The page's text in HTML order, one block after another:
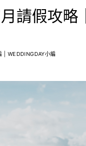
請假攻略
| WEDDINGDAY小編